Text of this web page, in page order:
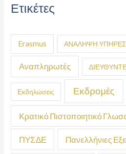
Ετικέτες
Erasmus ΑΝΑΛΗΨΗ
Αναπληρωτές
Εκδηλώσεις Εκδρομές
Κρατικό Πιστοποιητικό
ΠΥΣΔΕ Πανελλήνιες